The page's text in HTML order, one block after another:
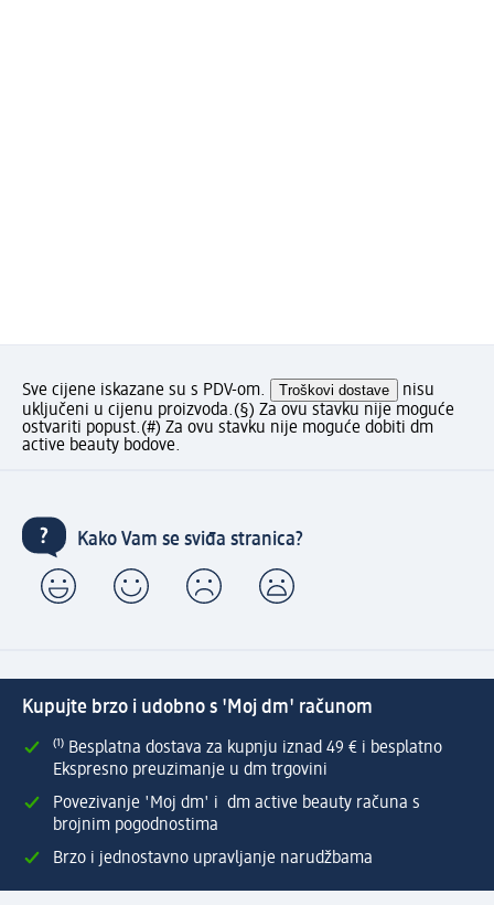
Sve cijene iskazane su s PDV-om. Troškovi dostave
nisu
uključeni u cijenu proizvoda.(§) Za ovu stavku nije moguće
ostvariti popust.(#) Za ovu stavku nije moguće dobiti dm
active beauty bodove.
Kako Vam se sviđa stranica?
Kupujte brzo i udobno s 'Moj dm' računom
⁽¹⁾ Besplatna dostava za kupnju iznad 49 € i besplatno
Ekspresno preuzimanje u dm trgovini
Povezivanje 'Moj dm' i dm active beauty računa s
brojnim pogodnostima
Brzo i jednostavno upravljanje narudžbama